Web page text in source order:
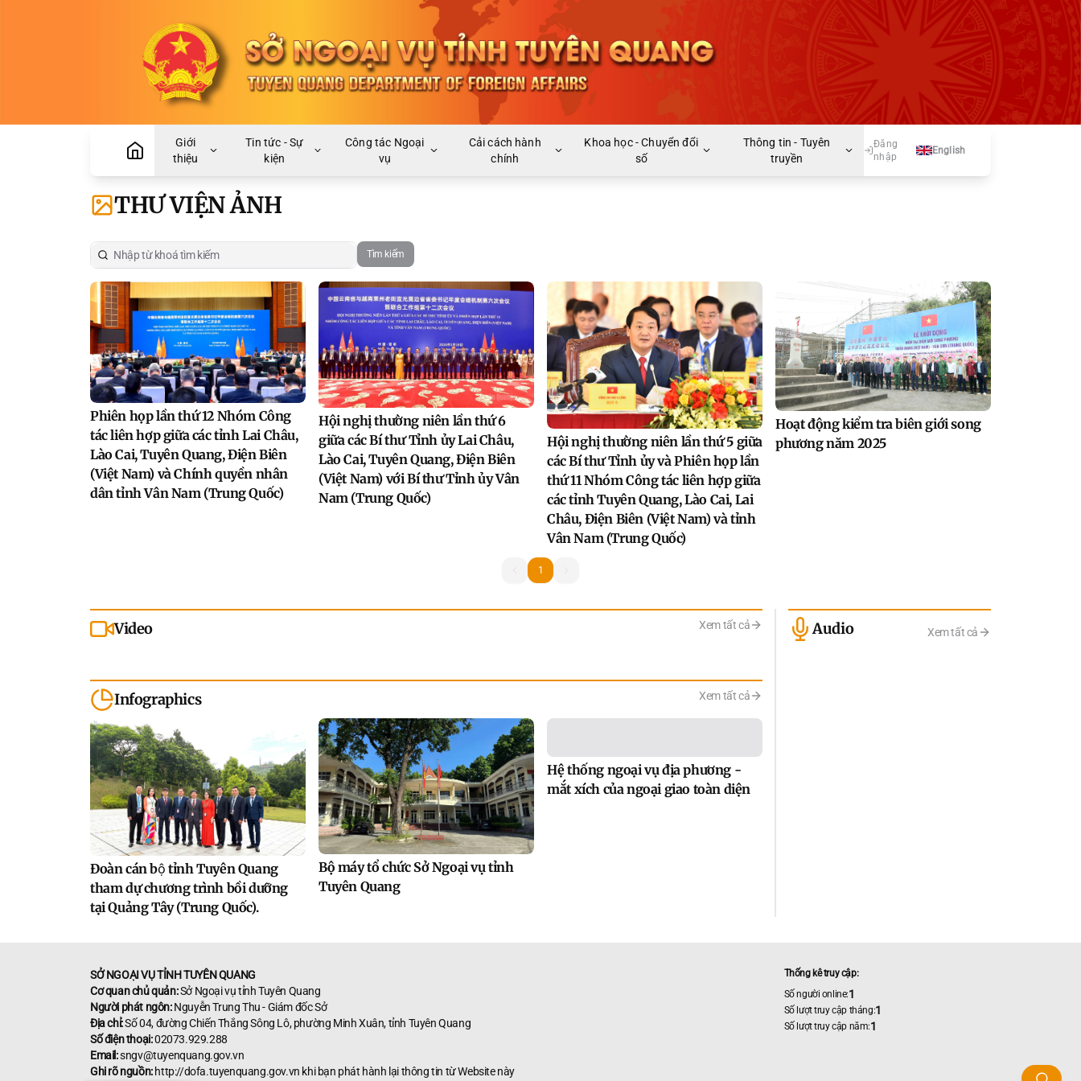
Giới
thiệu
Tin tức - Sự
kiện
Công tác Ngoại
vụ
Cải cách hành
chính
Khoa học - Chuyển đổi
số
Thông tin - Tuyên
truyền
Đăng
nhập
English
THƯ VIỆN ẢNH
Tìm kiếm
Phiên họp lần thứ 12 Nhóm Công
tác liên hợp giữa các tỉnh Lai Châu,
Lào Cai, Tuyên Quang, Điện Biên
(Việt Nam) và Chính quyền nhân
dân tỉnh Vân Nam (Trung Quốc)
Hội nghị thường niên lần thứ 6
giữa các Bí thư Tỉnh ủy Lai Châu,
Lào Cai, Tuyên Quang, Điện Biên
(Việt Nam) với Bí thư Tỉnh ủy Vân
Nam (Trung Quốc)
Hội nghị thường niên lần thứ 5 giữa
các Bí thư Tỉnh ủy và Phiên họp lần
thứ 11 Nhóm Công tác liên hợp giữa
các tỉnh Tuyên Quang, Lào Cai, Lai
Châu, Điện Biên (Việt Nam) và tỉnh
Vân Nam (Trung Quốc)
Hoạt động kiểm tra biên giới song
phương năm 2025
11
Video Xem tất cả
Infographics Xem tất cả
Đoàn cán bộ tỉnh Tuyên Quang
tham dự chương trình bồi dưỡng
tại Quảng Tây (Trung Quốc).
Bộ máy tổ chức Sở Ngoại vụ tỉnh
Tuyên Quang
Hệ thống ngoại vụ địa phương -
mắt xích của ngoại giao toàn diện
Audio Xem tất cả
SỞ NGOẠI VỤ TỈNH TUYÊN QUANG
Cơ quan chủ quản:Sở Ngoại vụ tỉnh Tuyên Quang
Người phát ngôn:Nguyễn Trung Thu - Giám đốc Sở
Địa chỉ:Số 04, đường Chiến Thắng Sông Lô, phường Minh Xuân, tỉnh Tuyên Quang
Số điện thoại:02073.929.288
Email:sngv@tuyenquang.gov.vn
Ghi rõ nguồn:http://dofa.tuyenquang.gov.vn khi bạn phát hành lại thông tin từ Website này
Thống kê truy cập:
Số người online:1
Số lượt truy cập tháng:1
Số lượt truy cập năm:1